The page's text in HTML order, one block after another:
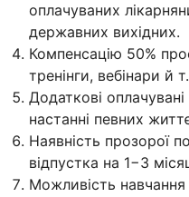
оплачуваних
державних вихідних.
Компенсацію 50%
тренінги, вебінари й
Додаткові
настанні певних
Наявність прозорої
відпустка на 1−3
Можливість